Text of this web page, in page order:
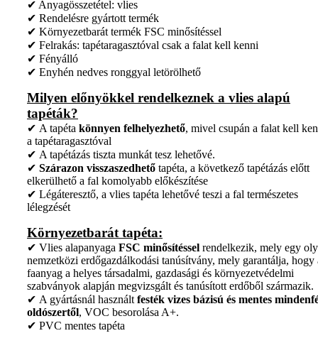
✔ Anyagösszetétel: vlies
✔ Rendelésre gyártott termék
✔ Környezetbarát termék FSC minősítéssel
✔ Felrakás: tapétaragasztóval csak a falat kell kenni
✔ Fényálló
✔ Enyhén nedves ronggyal letörölhető
Milyen előnyökkel rendelkeznek a vlies alapú
tapéták?
✔ A tapéta könnyen felhelyezhető, mivel csupán a falat kell
a tapétaragasztóval
✔ A tapétázás tiszta munkát tesz lehetővé.
✔ Szárazon visszaszedhető tapéta, a következő tapétázás előtt
elkerülhető a fal komolyabb előkészítése
✔ Légáteresztő, a vlies tapéta lehetővé teszi a fal természetes
lélegzését
Környezetbarát tapéta:
✔ Vlies alapanyaga FSC minősítéssel rendelkezik, mely egy
nemzetközi erdőgazdálkodási tanúsítvány, mely garantálja, hogy
faanyag a helyes társadalmi, gazdasági és környezetvédelmi
szabványok alapján megvizsgált és tanúsított erdőből származik.
✔ A gyártásnál használt festék vizes bázisú és mentes
oldószertől, VOC besorolása A+.
✔ PVC mentes tapéta